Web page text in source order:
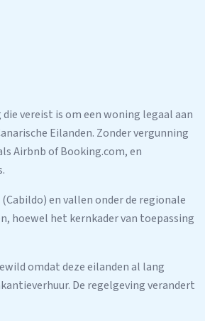
vereist is om een woning legaal aan
Eilanden. Zonder vergunning
Airbnb of Booking.com, en
en vallen onder de regionale
hoewel het kernkader van toepassing
omdat deze eilanden al lang
De regelgeving verandert